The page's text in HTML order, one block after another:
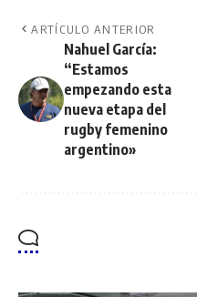
ARTÍCULO ANTERIOR
Nahuel García:
“Estamos
empezando esta
nueva etapa del
rugby femenino
argentino»